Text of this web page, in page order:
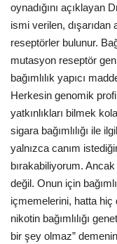
oynadığını açıklayan
ismi verilen,
reseptörler bulunur.
mutasyon reseptör
bağımlılık yapıcı
Herkesin genomik
yatkınlıkları bilmek
sigara bağımlılığı ile
yalnızca canım
bırakabiliyorum.
değil. Onun için
içmemelerini, hatta
nikotin bağımlılığı
bir şey olmaz”